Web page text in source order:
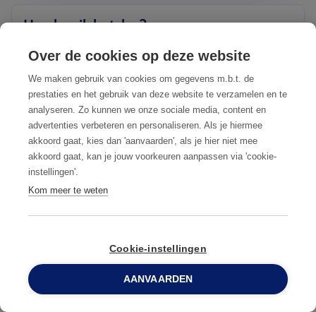
Hoe kan ik betalen?
Wij sturen u een factuur op voor de
uitgevoerde begassing of behandeling en u
betaalt de factuur via overschrijving.
0800 96 900
Over de cookies op deze website
We maken gebruik van cookies om gegevens m.b.t. de
prestaties en het gebruik van deze website te verzamelen en te
analyseren. Zo kunnen we onze sociale media, content en
advertenties verbeteren en personaliseren. Als je hiermee
akkoord gaat, kies dan 'aanvaarden', als je hier niet mee
akkoord gaat, kan je jouw voorkeuren aanpassen via 'cookie-
instellingen'.
Kom meer te weten
Cookie-instellingen
AANVAARDEN